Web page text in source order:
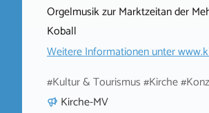
Orgelmusik zur Marktzeitan der
Koball
Weitere Informationen unter
#Kultur & Tourismus #Kirche
Kirche-MV